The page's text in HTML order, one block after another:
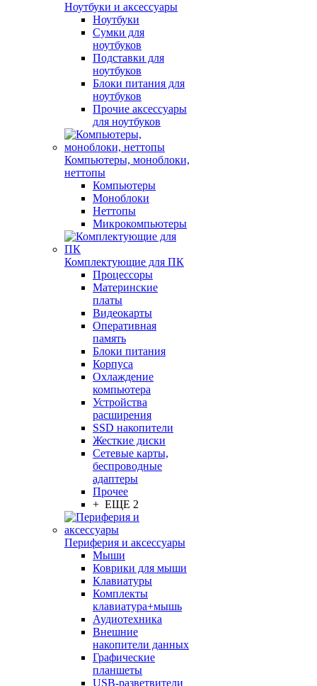
Ноутбуки и аксессуары
Ноутбуки
Сумки для
ноутбуков
Подставки для
ноутбуков
Блоки питания для
ноутбуков
Прочие аксессуары
для ноутбуков
Компьютеры, моноблоки,
неттопы
Компьютеры
Моноблоки
Неттопы
Микрокомпьютеры
Комплектующие для ПК
Процессоры
Материнские
платы
Видеокарты
Оперативная
память
Блоки питания
Корпуса
Охлаждение
компьютера
Устройства
расширения
SSD накопители
Жесткие диски
Сетевые карты,
беспроводные
адаптеры
Прочее
+ ЕЩЕ 2
Периферия и аксессуары
Мыши
Коврики для мыши
Клавиатуры
Комплекты
клавиатура+мышь
Аудиотехника
Внешние
накопители данных
Графические
планшеты
USB-разветвители